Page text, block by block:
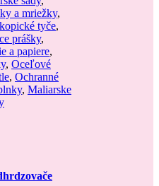
a mriežky,
tyče,
prášky,
a papiere,
, Oceľové
, Ochranné
, Maliarske